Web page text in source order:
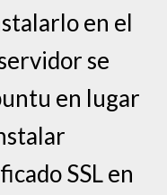
en el
se
en lugar
SSL en